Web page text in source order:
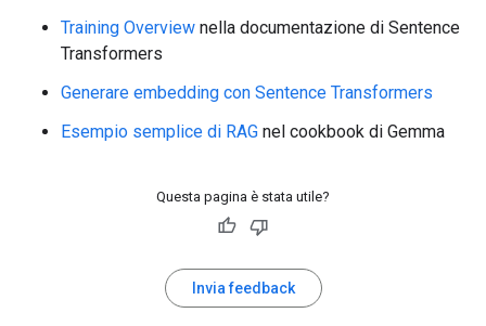
Training Overview nella documentazione di Sentence
Transformers
Generare embedding con Sentence Transformers
Esempio semplice di RAG nel cookbook di Gemma
Questa pagina è stata utile?
Invia feedback